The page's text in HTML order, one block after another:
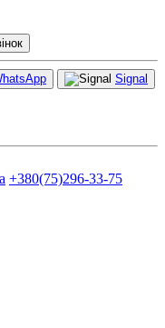
Signal
+380(75)296-33-75